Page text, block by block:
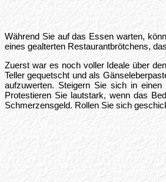
Während Sie auf das Essen warten,
eines gealterten Restaurantbrötchens,
Zuerst war es noch voller Ideale über
Teller gequetscht und als
aufzuwerten. Steigern Sie sich in
Protestieren Sie lautstark, wenn das
Schmerzensgeld. Rollen Sie sich